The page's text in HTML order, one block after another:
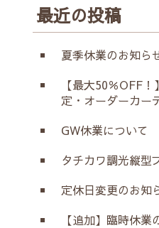
最近の投稿
夏季休業のお知ら
【最大50％OFF
定・オーダーカー
GW休業について
タチカワ調光縦
定休日変更のお知
【追加】臨時休業